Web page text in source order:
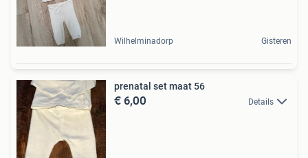
Wilhelminadorp Gisteren
prenatal set maat 56
€ 6,00 Details